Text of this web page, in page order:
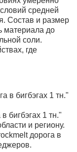
средней
Состав и размер
материала до
соли.
где
в бигбэгах 1 тн."
бигбэгах 1 тн."
и региону.
дорога в